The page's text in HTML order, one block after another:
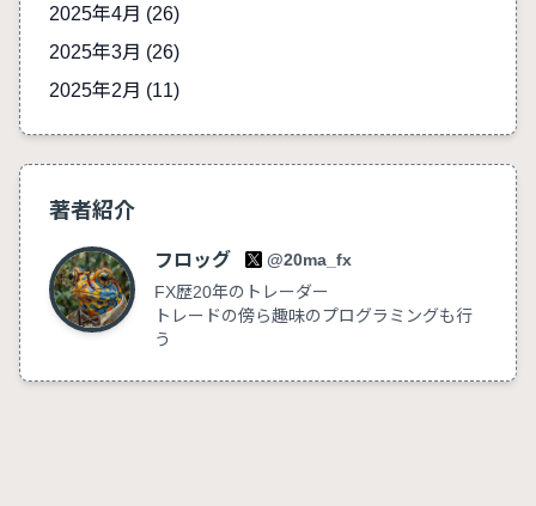
2025年4月 (26)
2025年3月 (26)
2025年2月 (11)
著者紹介
フロッグ
@20ma_fx
FX歴20年のトレーダー
トレードの傍ら趣味のプログラミングも行
う